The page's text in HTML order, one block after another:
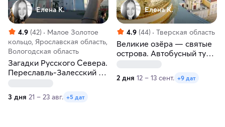
Елена К.
4.9 (42)
Малое Золотое
кольцо, Ярославская область,
Вологодская область
Загадки Русского Севера.
Переславль-Залесский —
3 дня 21 – 23 авг. +5 дат
Елена К.
4.9 (44) Тверская область
Великие озёра — cвятые
острова. Автобусный тур
2 дня 12 – 13 сент. +9 дат